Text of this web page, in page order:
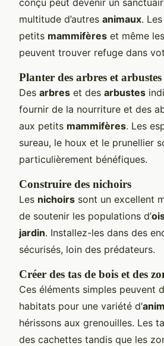
multitude d’autres animaux. Les
petits mammifères et même
peuvent trouver refuge dans
Planter des arbres et arbustes
Des arbres et des arbustes
fournir de la nourriture et des
aux petits mammifères. Les
sureau, le houx et le prunellier
particulièrement bénéfiques.
Construire des nichoirs
Les nichoirs sont un excellent
de soutenir les populations d’
jardin. Installez-les dans des
sécurisés, loin des prédateurs.
Créer des tas de bois et des
Ces éléments simples peuvent
habitats pour une variété d’
hérissons aux grenouilles. Les
des cachettes tandis que les